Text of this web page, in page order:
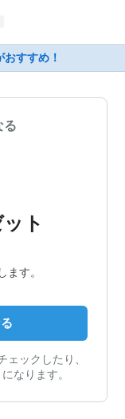
すすめ！
る
ト
す。
ックしたり、
なります。